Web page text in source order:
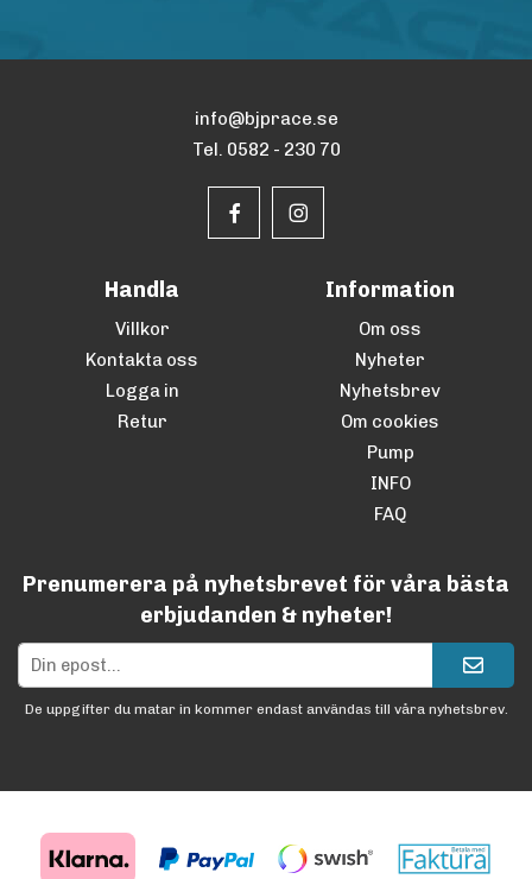
info@bjprace.se
Tel. 0582 - 230 70
Handla
Villkor
Kontakta oss
Logga in
Retur
Information
Om oss
Nyheter
Nyhetsbrev
Om cookies
Pump
INFO
FAQ
Prenumerera på nyhetsbrevet för våra bästa
erbjudanden & nyheter!
De uppgifter du matar in kommer endast användas till våra nyhetsbrev.